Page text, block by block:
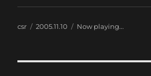
Autor
csr
Publicado
2005.11.10 Categorías
Now playing...